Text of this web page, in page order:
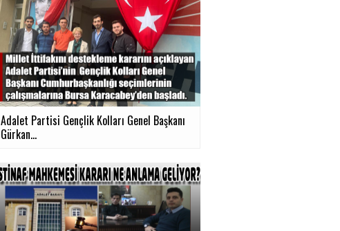
Adalet Partisi Gençlik Kolları Genel Başkanı
Gürkan...